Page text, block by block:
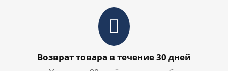
Возврат товара в течение 30 дней